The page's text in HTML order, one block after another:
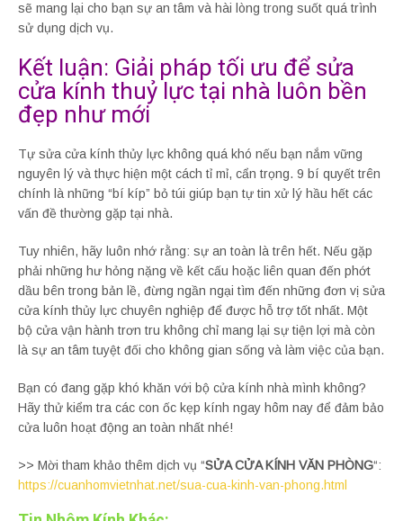
sẽ mang lại cho bạn sự an tâm và hài lòng trong suốt quá trình
sử dụng dịch vụ.
Kết luận: Giải pháp tối ưu để sửa
cửa kính thuỷ lực tại nhà luôn bền
đẹp như mới
Tự sửa cửa kính thủy lực không quá khó nếu bạn nắm vững
nguyên lý và thực hiện một cách tỉ mỉ, cẩn trọng. 9 bí quyết trên
chính là những “bí kíp” bỏ túi giúp bạn tự tin xử lý hầu hết các
vấn đề thường gặp tại nhà.
Tuy nhiên, hãy luôn nhớ rằng: sự an toàn là trên hết. Nếu gặp
phải những hư hỏng nặng về kết cấu hoặc liên quan đến phớt
dầu bên trong bản lề, đừng ngần ngại tìm đến những đơn vị sửa
cửa kính thủy lực chuyên nghiệp để được hỗ trợ tốt nhất. Một
bộ cửa vận hành trơn tru không chỉ mang lại sự tiện lợi mà còn
là sự an tâm tuyệt đối cho không gian sống và làm việc của bạn.
Bạn có đang gặp khó khăn với bộ cửa kính nhà mình không?
Hãy thử kiểm tra các con ốc kẹp kính ngay hôm nay để đảm bảo
cửa luôn hoạt động an toàn nhất nhé!
>> Mời tham khảo thêm dịch vụ “SỬA CỬA KÍNH VĂN PHÒNG“:
https://cuanhomvietnhat.net/sua-cua-kinh-van-phong.html